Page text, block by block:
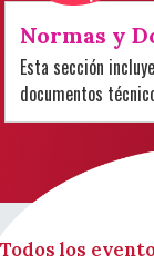
Normas y
Esta sección
documentos
Todos los